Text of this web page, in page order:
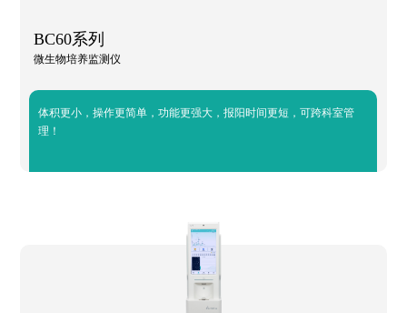
BC60系列
微生物培养监测仪
体积更小，操作更简单，功能更强大，报阳时间更短，可跨科室管
理！